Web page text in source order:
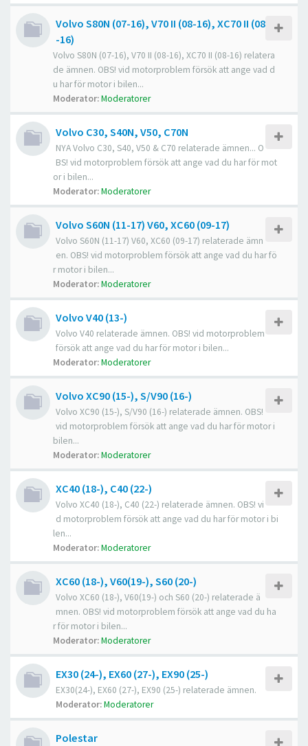
Volvo S80N (07-16), V70 II (08-16), XC70 II (08
-16)
Volvo S80N (07-16), V70 II (08-16), XC70 II (08-16) relatera
de ämnen. OBS! vid motorproblem försök att ange vad d
u har för motor i bilen...
Moderator:Moderatorer
Volvo C30, S40N, V50, C70N
NYA Volvo C30, S40, V50 & C70 relaterade ämnen... O
BS! vid motorproblem försök att ange vad du har för mot
or i bilen...
Moderator:Moderatorer
Volvo S60N (11-17) V60, XC60 (09-17)
Volvo S60N (11-17) V60, XC60 (09-17) relaterade ämn
en. OBS! vid motorproblem försök att ange vad du har fö
r motor i bilen...
Moderator:Moderatorer
Volvo V40 (13-)
Volvo V40 relaterade ämnen. OBS! vid motorproblem
försök att ange vad du har för motor i bilen...
Moderator:Moderatorer
Volvo XC90 (15-), S/V90 (16-)
Volvo XC90 (15-), S/V90 (16-) relaterade ämnen. OBS!
vid motorproblem försök att ange vad du har för motor i
bilen...
Moderator:Moderatorer
XC40 (18-), C40 (22-)
Volvo XC40 (18-), C40 (22-) relaterade ämnen. OBS! vi
d motorproblem försök att ange vad du har för motor i bi
len...
Moderator:Moderatorer
XC60 (18-), V60(19-), S60 (20-)
Volvo XC60 (18-), V60(19-) och S60 (20-) relaterade ä
mnen. OBS! vid motorproblem försök att ange vad du ha
r för motor i bilen...
Moderator:Moderatorer
EX30 (24-), EX60 (27-), EX90 (25-)
EX30(24-), EX60 (27-), EX90 (25-) relaterade ämnen.
Moderator:Moderatorer
Polestar